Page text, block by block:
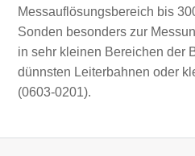
Messauflösungsbereich bis
Sonden besonders zur
in sehr kleinen Bereichen der
dünnsten Leiterbahnen oder
(0603-0201).